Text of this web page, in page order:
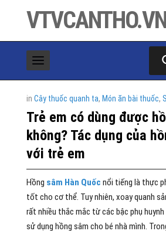
in Cây thuốc quanh ta, Món ăn bài thuốc,
Trẻ em có dùng được
không? Tác dụng của
với trẻ em
Hồng sâm Hàn Quốc nổi tiếng là thực
tốt cho cơ thể. Tuy nhiên, xoay quanh
rất nhiều thắc mắc từ các bậc phụ
sử dụng hồng sâm cho bé nhà mình.